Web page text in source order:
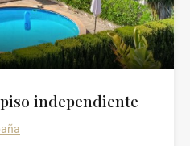
independiente